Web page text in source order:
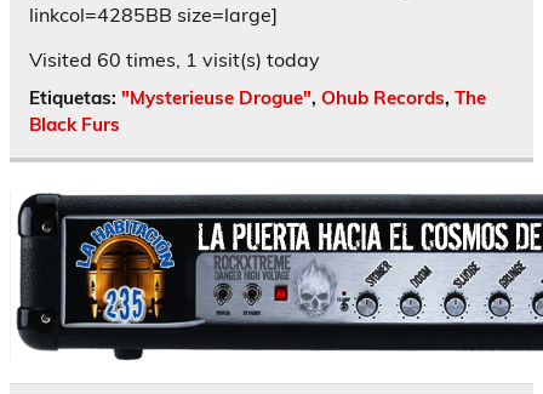
linkcol=4285BB size=large]
Visited 60 times, 1 visit(s) today
Etiquetas: "Mysterieuse Drogue", Ohub Records, The
Black Furs